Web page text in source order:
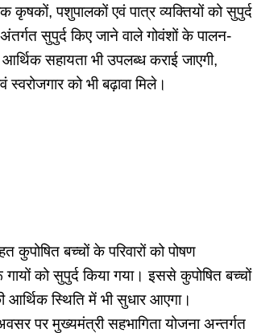
पशुपालकों एवं पात्र व्यक्तियों को सुपुर्द
सुपुर्द किए जाने वाले गोवंशों के पालन-
सहायता भी उपलब्ध कराई जाएगी,
को भी बढ़ावा मिले।
कुपोषित बच्चों के परिवारों को पोषण
को सुपुर्द किया गया। इससे कुपोषित बच्चों
आर्थिक स्थिति में भी सुधार आएगा।
पर मुख्यमंत्री सहभागिता योजना अन्तर्गत